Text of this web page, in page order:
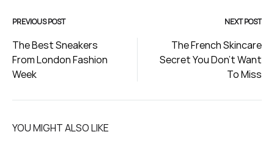
Post
navigation
PREVIOUS POST NEXT POST
The Best Sneakers
From London Fashion
Week
The French Skincare
Secret You Don’t Want
To Miss
YOU MIGHT ALSO LIKE